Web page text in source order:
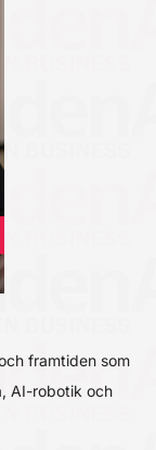
framtiden som
AI-robotik och